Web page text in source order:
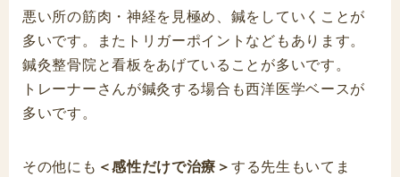
悪い所の筋肉・神経を見極め、鍼をしていくことが
多いです。またトリガーポイントなどもあります。
鍼灸整骨院と看板をあげていることが多いです。
トレーナーさんが鍼灸する場合も西洋医学ベースが
多いです。
その他にも ＜感性だけで治療＞する先生もいてま